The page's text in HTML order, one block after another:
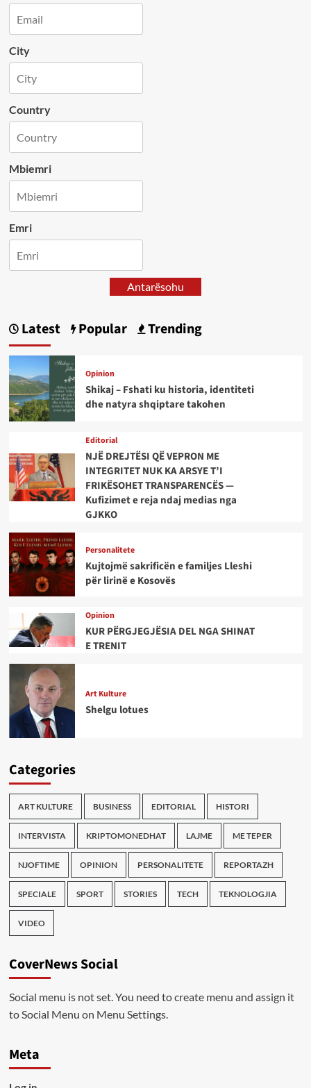
City
Country
Mbiemri
Emri
Antarësohu
Latest Popular Trending
Opinion
Shikaj – Fshati ku historia, identiteti
dhe natyra shqiptare takohen
Editorial
NJË DREJTËSI QË VEPRON ME
INTEGRITET NUK KA ARSYE T’I
FRIKËSOHET TRANSPARENCËS —
Kufizimet e reja ndaj medias nga
GJKKO
Personalitete
Kujtojmë sakrificën e familjes Lleshi
për lirinë e Kosovës
Opinion
KUR PËRGJEGJËSIA DEL NGA SHINAT
E TRENIT
Art Kulture
Shelgu lotues
Categories
ART KULTURE BUSINESS EDITORIAL HISTORI
INTERVISTA KRIPTOMONEDHAT LAJME ME TEPER
NJOFTIME OPINION PERSONALITETE REPORTAZH
SPECIALE SPORT STORIES TECH TEKNOLOGJIA
VIDEO
CoverNews Social
Social menu is not set. You need to create menu and assign it
to Social Menu on Menu Settings.
Meta